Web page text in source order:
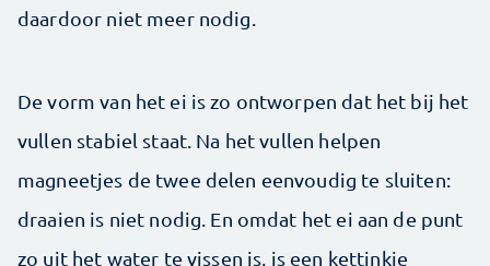
daardoor niet meer nodig.
De vorm van het ei is zo ontworpen dat het bij het
vullen stabiel staat. Na het vullen helpen
magneetjes de twee delen eenvoudig te sluiten:
draaien is niet nodig. En omdat het ei aan de punt
zo uit het water te vissen is, is een kettinkje